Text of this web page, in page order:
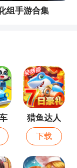
组手游合集
猎鱼达人
下载